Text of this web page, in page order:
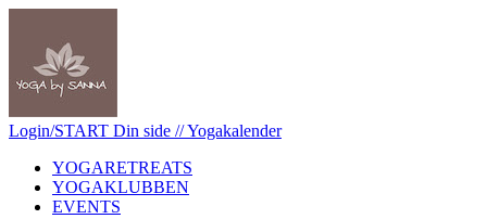
Login/START Din side // Yogakalender
YOGARETREATS
YOGAKLUBBEN
EVENTS